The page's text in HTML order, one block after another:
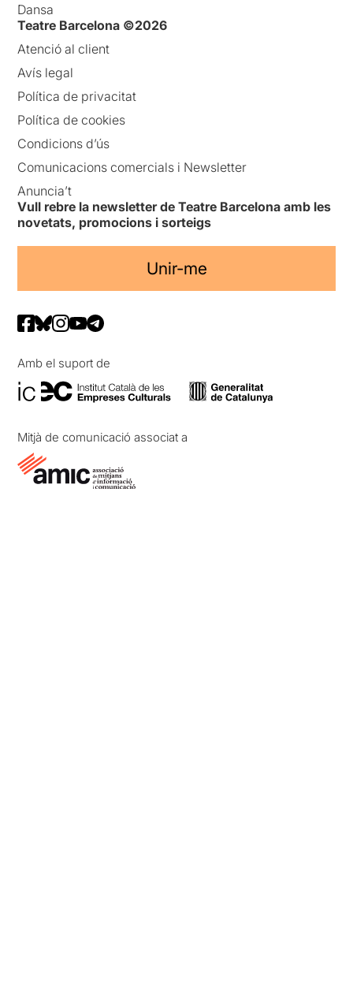
Dansa
Teatre Barcelona ©2026
Atenció al client
Avís legal
Política de privacitat
Política de cookies
Condicions d’ús
Comunicacions comercials i Newsletter
Anuncia’t
Vull rebre la newsletter de Teatre Barcelona amb les
novetats, promocions i sorteigs
Unir-me
Amb el suport de
Mitjà de comunicació associat a